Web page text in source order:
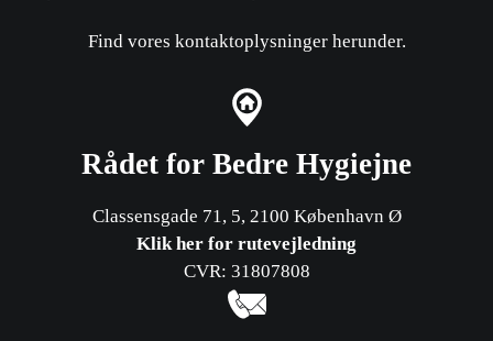
Find vores kontaktoplysninger herunder.
Rådet for Bedre Hygiejne
Classensgade 71, 5, 2100 København Ø
Klik her for rutevejledning
CVR: 31807808